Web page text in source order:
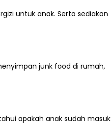
untuk anak. Serta sediakan
junk food di rumah,
apakah anak sudah masuk